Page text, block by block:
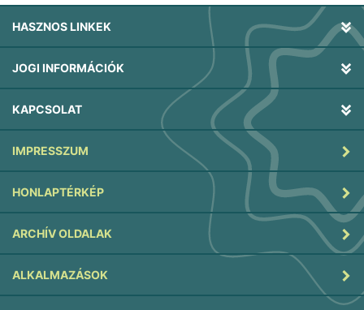
HASZNOS LINKEK
JOGI INFORMÁCIÓK
KAPCSOLAT
IMPRESSZUM
HONLAPTÉRKÉP
ARCHÍV OLDALAK
ALKALMAZÁSOK